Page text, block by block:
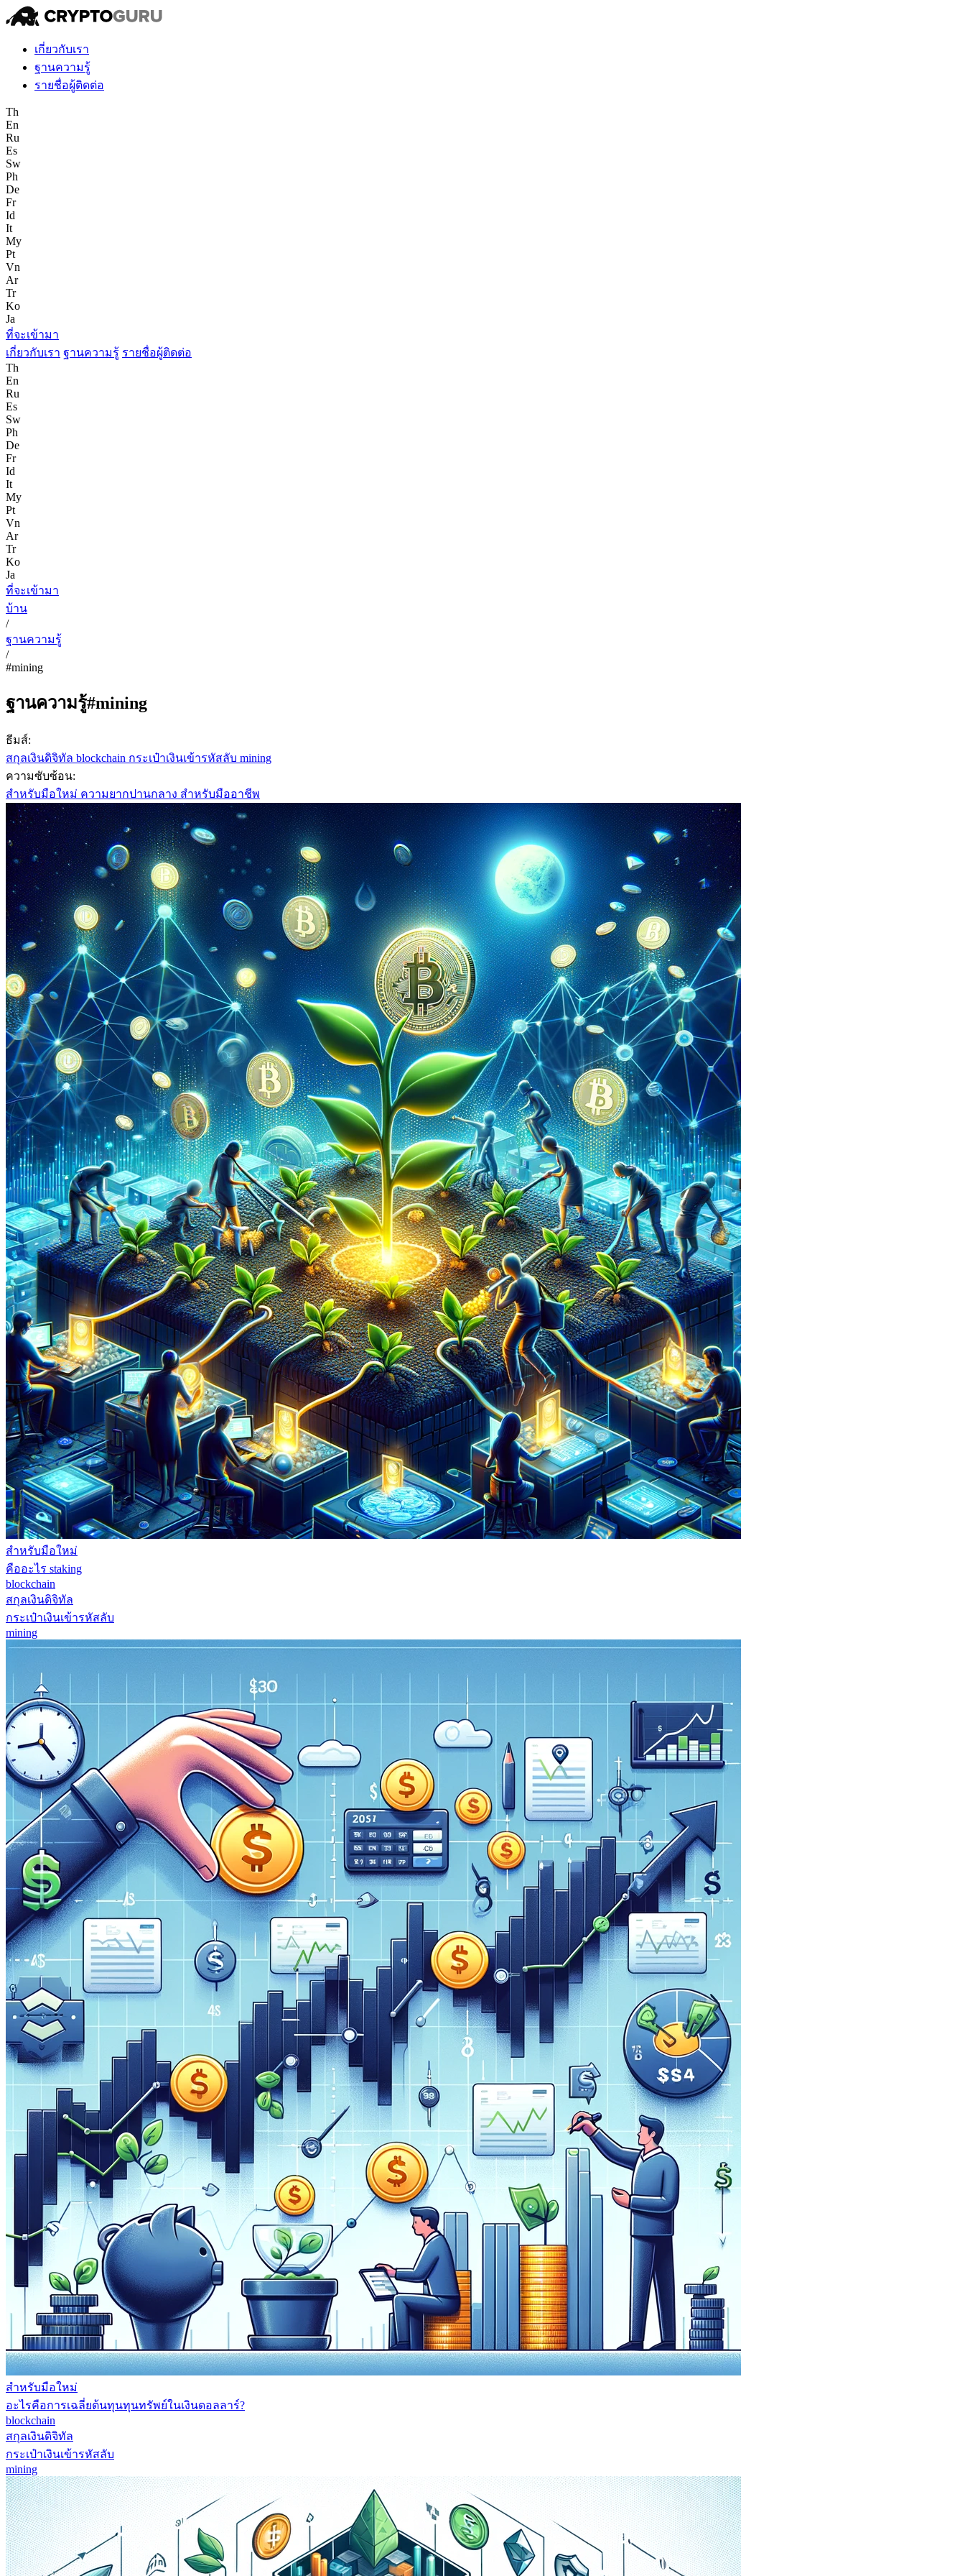
เกี่ยวกับเรา
ฐานความรู้
รายชื่อผู้ติดต่อ
Th
En
Ru
Es
Sw
Ph
De
Fr
Id
It
My
Pt
Vn
Ar
Tr
Ko
Ja
ที่จะเข้ามา
เกี่ยวกับเรา ฐานความรู้ รายชื่อผู้ติดต่อ
Th
En
Ru
Es
Sw
Ph
De
Fr
Id
It
My
Pt
Vn
Ar
Tr
Ko
Ja
ที่จะเข้ามา
บ้าน
/
ฐานความรู้
/
#mining
ฐานความรู้#mining
ธีมส์:
สกุลเงินดิจิทัล blockchain กระเป๋าเงินเข้ารหัสลับ mining
ความซับซ้อน:
สำหรับมือใหม่ ความยากปานกลาง สำหรับมืออาชีพ
สำหรับมือใหม่
คืออะไร staking
blockchain
สกุลเงินดิจิทัล
กระเป๋าเงินเข้ารหัสลับ
mining
สำหรับมือใหม่
อะไรคือการเฉลี่ยต้นทุนทุนทรัพย์ในเงินดอลลาร์?
blockchain
สกุลเงินดิจิทัล
กระเป๋าเงินเข้ารหัสลับ
mining